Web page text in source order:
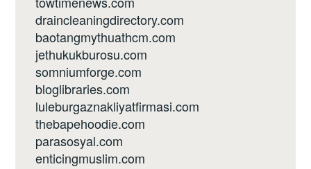
draincleaningdirectory.com
baotangmythuathcm.com
jethukukburosu.com
somniumforge.com
bloglibraries.com
luleburgaznakliyatfirmasi.com
thebapehoodie.com
parasosyal.com
enticingmuslim.com